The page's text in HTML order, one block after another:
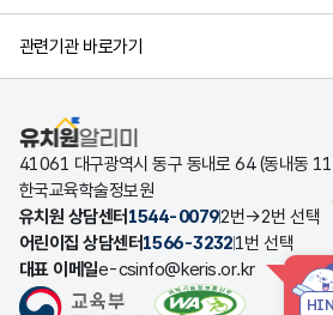
관련기관 바로가기
유치원알리미
41061 대구광역시 동구 동내로 64 (동내동
한국교육학술정보원
유치원 상담센터 1544-00792번→2번 선택
어린이집 상담센터1566-32321번 선택
대표 이메일e-csinfo@keris.or.kr